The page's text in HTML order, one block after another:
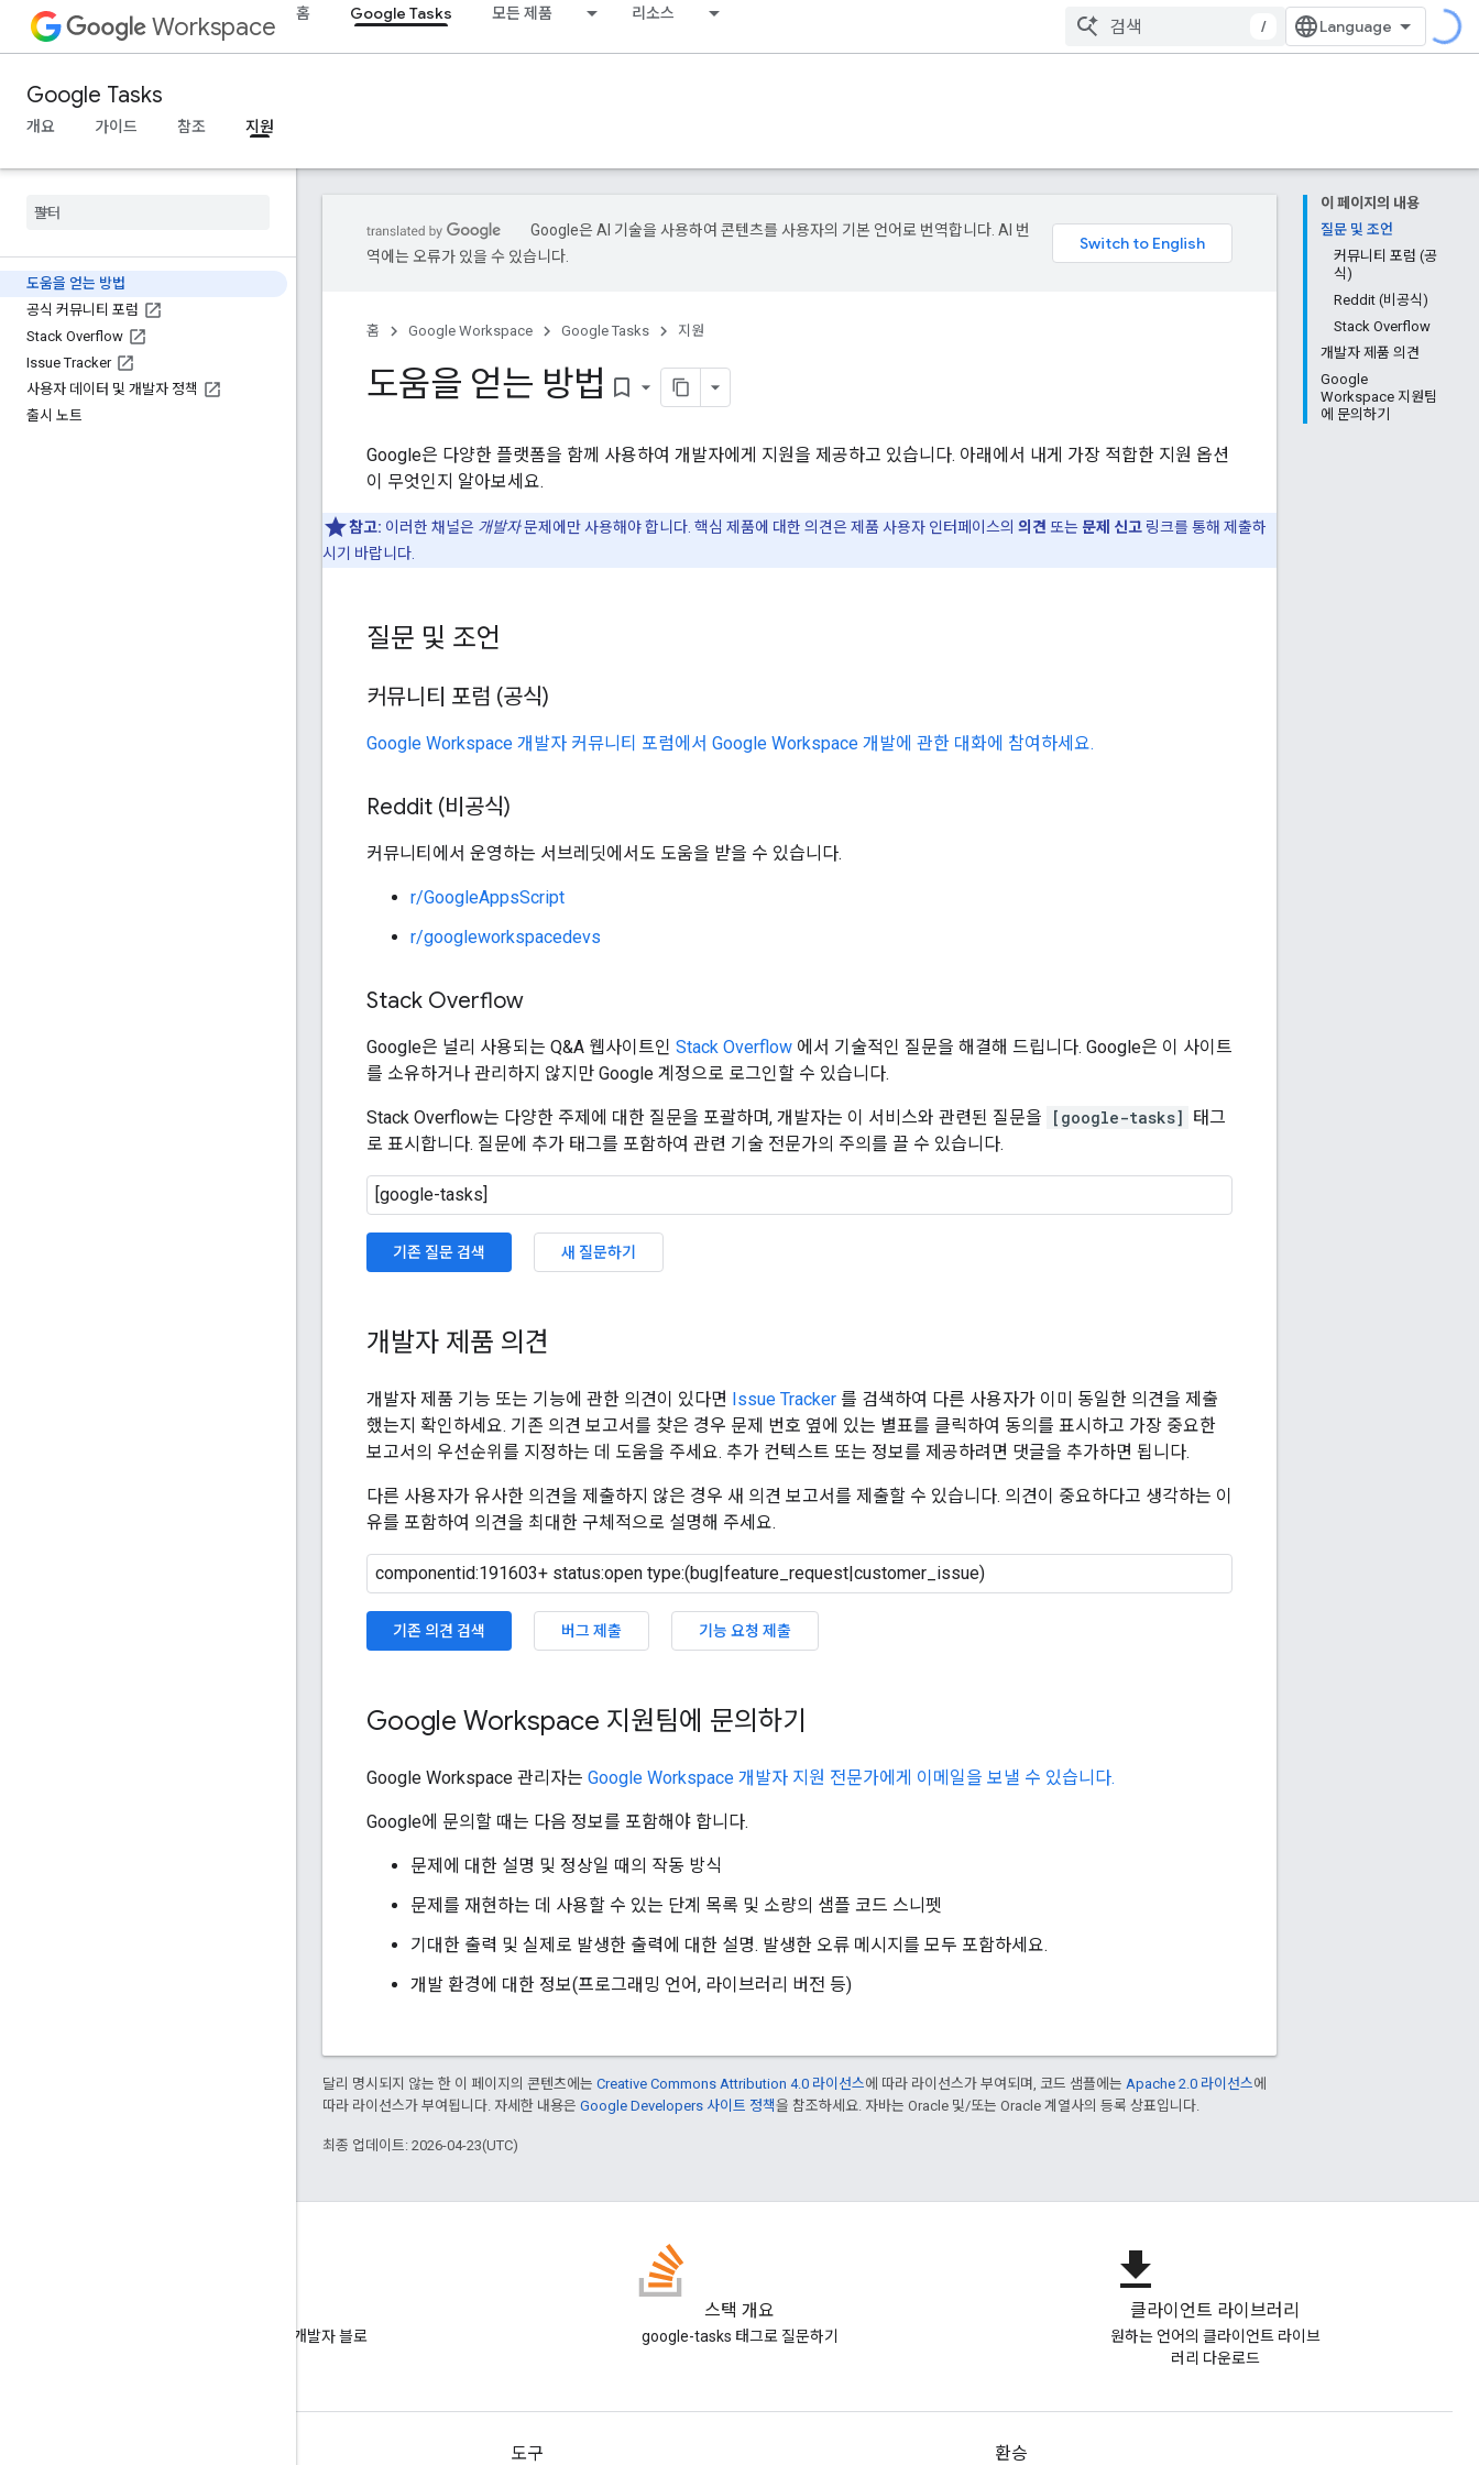
Workspace 홈 Google Tasks 모든 제품 리소스
/
Google Tasks
개요 가이드 참조 지원
도움을 얻는 방법
공식 커뮤니티 포럼
Stack Overflow
Issue Tracker
사용자 데이터 및 개발자 정책
출시 노트
이 페이지의 내용
질문 및 조언
커뮤니티 포럼 (공
식)
Reddit (비공식)
Stack Overflow
개발자 제품 의견
Google
Workspace 지원팀
에 문의하기
Google은 AI 기술을 사용하여 콘텐츠를 사용자의 기본 언어로 번역합니다. AI 번
역에는 오류가 있을 수 있습니다.
홈 Google Workspace Google Tasks 지원
도움을 얻는 방법 bookmark_border
Google은 다양한 플랫폼을 함께 사용하여 개발자에게 지원을 제공하고 있습니다. 아래에서 내게 가장 적합한 지원 옵션
이 무엇인지 알아보세요.
참고: 이러한 채널은 개발자문제에만 사용해야 합니다. 핵심 제품에 대한 의견은 제품 사용자 인터페이스의 의견 또는 문제 신고 링크를 통해 제출하
시기 바랍니다.
질문 및 조언
커뮤니티 포럼 (공식)
Google Workspace 개발자 커뮤니티 포럼에서 Google Workspace 개발에 관한 대화에 참여하세요.
Reddit (비공식)
커뮤니티에서 운영하는 서브레딧에서도 도움을 받을 수 있습니다.
r/GoogleAppsScript
r/googleworkspacedevs
Stack Overflow
Google은 널리 사용되는 Q&A 웹사이트인 Stack Overflow 에서 기술적인 질문을 해결해 드립니다. Google은 이 사이트
를 소유하거나 관리하지 않지만 Google 계정으로 로그인할 수 있습니다.
Stack Overflow는 다양한 주제에 대한 질문을 포괄하며, 개발자는 이 서비스와 관련된 질문을 [google-tasks] 태그
로 표시합니다. 질문에 추가 태그를 포함하여 관련 기술 전문가의 주의를 끌 수 있습니다.
기존 질문 검색 새 질문하기
개발자 제품 의견
개발자 제품 기능 또는 기능에 관한 의견이 있다면 Issue Tracker 를 검색하여 다른 사용자가 이미 동일한 의견을 제출
했는지 확인하세요. 기존 의견 보고서를 찾은 경우 문제 번호 옆에 있는 별표를 클릭하여 동의를 표시하고 가장 중요한
보고서의 우선순위를 지정하는 데 도움을 주세요. 추가 컨텍스트 또는 정보를 제공하려면 댓글을 추가하면 됩니다.
다른 사용자가 유사한 의견을 제출하지 않은 경우 새 의견 보고서를 제출할 수 있습니다. 의견이 중요하다고 생각하는 이
유를 포함하여 의견을 최대한 구체적으로 설명해 주세요.
기존 의견 검색 버그 제출 기능 요청 제출
Google Workspace 지원팀에 문의하기
Google Workspace 관리자는 Google Workspace 개발자 지원 전문가에게 이메일을 보낼 수 있습니다.
Google에 문의할 때는 다음 정보를 포함해야 합니다.
문제에 대한 설명 및 정상일 때의 작동 방식
문제를 재현하는 데 사용할 수 있는 단계 목록 및 소량의 샘플 코드 스니펫
기대한 출력 및 실제로 발생한 출력에 대한 설명. 발생한 오류 메시지를 모두 포함하세요.
개발 환경에 대한 정보(프로그래밍 언어, 라이브러리 버전 등)
달리 명시되지 않는 한 이 페이지의 콘텐츠에는 Creative Commons Attribution 4.0 라이선스에 따라 라이선스가 부여되며, 코드 샘플에는 Apache 2.0 라이선스에
따라 라이선스가 부여됩니다. 자세한 내용은 Google Developers 사이트 정책을 참조하세요. 자바는 Oracle 및/또는 Oracle 계열사의 등록 상표입니다.
최종 업데이트: 2026-04-23(UTC)
Google Workspace 개발자 블로
스택 개요
google-tasks 태그로 질문하기
file_download
클라이언트 라이브러리
원하는 언어의 클라이언트 라이브
러리 다운로드
도구 환승